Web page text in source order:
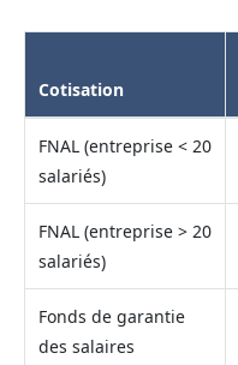
Cotisation
FNAL (entreprise < 20
salariés)
FNAL (entreprise > 20
salariés)
Fonds de garantie
des salaires